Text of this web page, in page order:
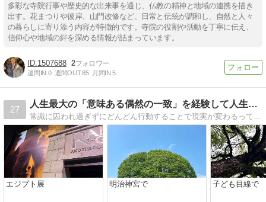
多彩な寺院行事や歴史的な出来事を通じ、仏教の精神と地域の連携を描き
出す。花まつりや彼岸、山門改修など、日常と伝統が調和し、自然と人々
の暮らしに寄り添う内容が特徴的です。寺院の役割や活動を丁寧に伝え、
信仰心や地域の絆を深める情報が詰まっています。
1507688 2
週間IN:0 週間OUT:85 月間IN:5
27
人生最大の「意味ある偶然の一致」を経験して人生変わりそうな人
常識に囚われ過ぎずにどんどん行動することで現実が変わるって本当なんですね。
エジプト展 明治神宮で 子ども目線で